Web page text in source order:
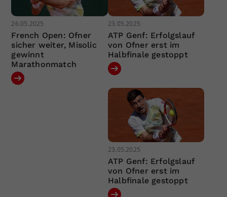
26.05.2025
French Open: Ofner
sicher weiter, Misolic
gewinnt
Marathonmatch
23.05.2025
ATP Genf: Erfolgslauf
von Ofner erst im
Halbfinale gestoppt
23.05.2025
ATP Genf: Erfolgslauf
von Ofner erst im
Halbfinale gestoppt